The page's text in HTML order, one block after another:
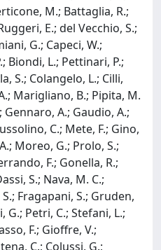
M.; Battaglia, R.;
E.; del Vecchio, S.;
G.; Capeci, W.;
Biondi, L.; Pettinari, P.;
S.; Colangelo, L.; Cilli,
Marigliano, B.; Pipita, M.
Gennaro, A.; Gaudio, A.;
C.; Mete, F.; Gino,
Moreo, G.; Prolo, S.;
F.; Gonella, R.;
S.; Nava, M. C.;
Fragapani, S.; Gruden,
G.; Petri, C.; Stefani, L.;
F.; Gioffre, V.;
C.; Colussi, G.;